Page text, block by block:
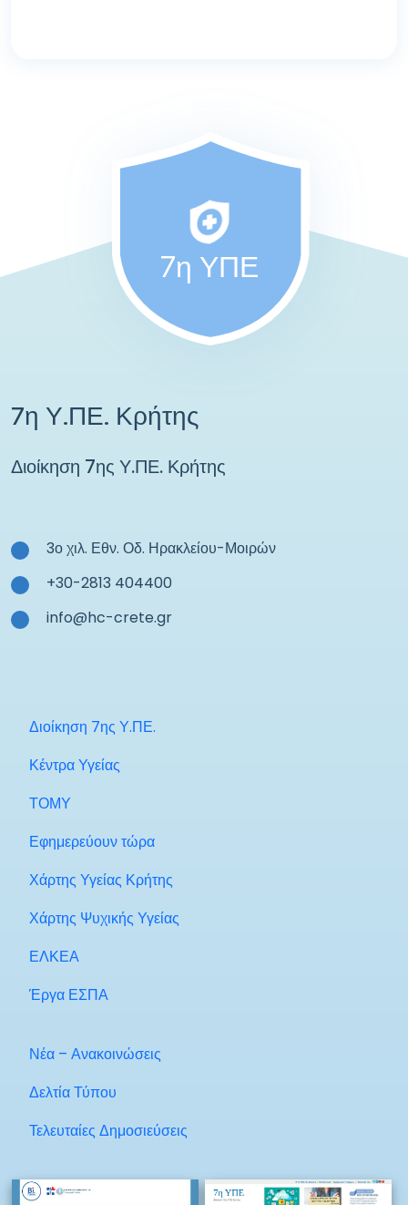
7η ΥΠΕ
7η Υ.ΠΕ. Κρήτης
Διοίκηση 7ης Υ.ΠΕ. Κρήτης
3ο χιλ. Εθν. Οδ. Ηρακλείου-Μοιρών
+30-2813 404400
info@hc-crete.gr
Διοίκηση 7ης Υ.ΠΕ.
Κέντρα Υγείας
ΤΟΜΥ
Εφημερεύουν τώρα
Χάρτης Υγείας Κρήτης
Χάρτης Ψυχικής Υγείας
ΕΛΚΕΑ
Έργα ΕΣΠΑ
Νέα – Ανακοινώσεις
Δελτία Τύπου
Τελευταίες Δημοσιεύσεις